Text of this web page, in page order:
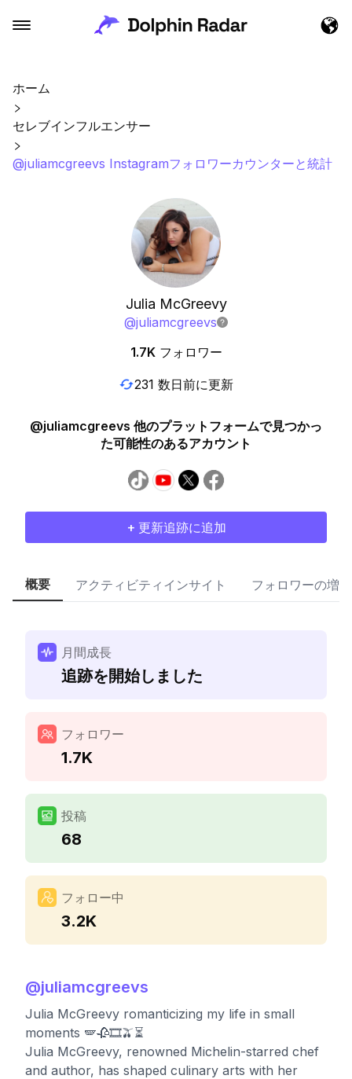
ホーム
セレブインフルエンサー
@juliamcgreevs Instagramフォロワーカウンターと統計
Julia McGreevy
@juliamcgreevs
1.7K フォロワー
231 数日前に更新
@juliamcgreevs 他のプラットフォームで見つかっ
た可能性のあるアカウント
+ 更新追跡に追加
概要 アクティビティインサイト フォロワーの増加
月間成長
追跡を開始しました
フォロワー
1.7K
投稿
68
フォロー中
3.2K
@juliamcgreevs
Julia McGreevy romanticizing my life in small
moments 🪽🥀🎞️🫒⏳
Julia McGreevy, renowned Michelin-starred chef
and author, has shaped culinary arts with her